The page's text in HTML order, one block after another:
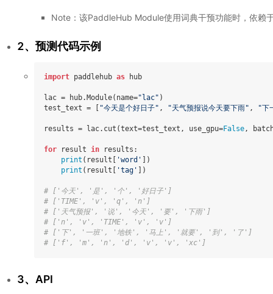
Note：该PaddleHub Module使用词典干预功能时，依赖
2、预测代码示例
import paddlehub as hub
lac = hub.Module(name="lac" )
test_text = [ "今天是个好日子" , "天气预报说今天要下雨" , "下
results = lac.cut(text=test_text, use_gpu=False,
for result in results:
print (result[ 'word' ])
print (result[ 'tag' ])
# ['今天', '是', '个', '好日子']
# ['TIME', 'v', 'q', 'n']
# ['天气预报', '说', '今天', '要', '下雨']
# ['n', 'v', 'TIME', 'v', 'v']
# ['下', '一班', '地铁', '马上', '就要', '到', '了']
# ['f', 'm', 'n', 'd', 'v', 'v', 'xc']
3、API